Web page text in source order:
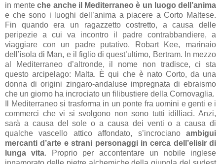
in menteche anche il Mediterraneo è un luogo dell’anima
e che sono i luoghi dell’anima a piacere a Corto Maltese.
Fin quando era un ragazzetto costretto, a causa delle
peripezie a cui va incontro il padre contrabbandiere, a
viaggiare con un padre putativo,
Robart Kee, marinaio
dell’isola di Man, e il figlio di quest’ultimo, Bertram. In mezzo
al Mediterraneo d’altronde, il nome non tradisce, ci sta
questo arcipelago: Malta. È qui che è nato Corto, da una
donna di origini zingaro-andaluse impregnata di ebraismo
che un giorno ha incrociato un filibustiere della Cornovaglia.
Il Mediterraneo si trasforma in un ponte fra uomini e genti e i
commerci che vi si svolgono non sono tutti idilliaci. Anzi,
sarà a causa del sole o a causa dei venti o a causa di
qualche vascello attico affondato, s’incrociano ambigui
mercanti d’arte e strani personaggi in cerca dell’elisir di
lunga vita. Proprio per accontentare un nobile inglese